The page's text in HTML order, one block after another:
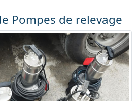
Pompes de relevage